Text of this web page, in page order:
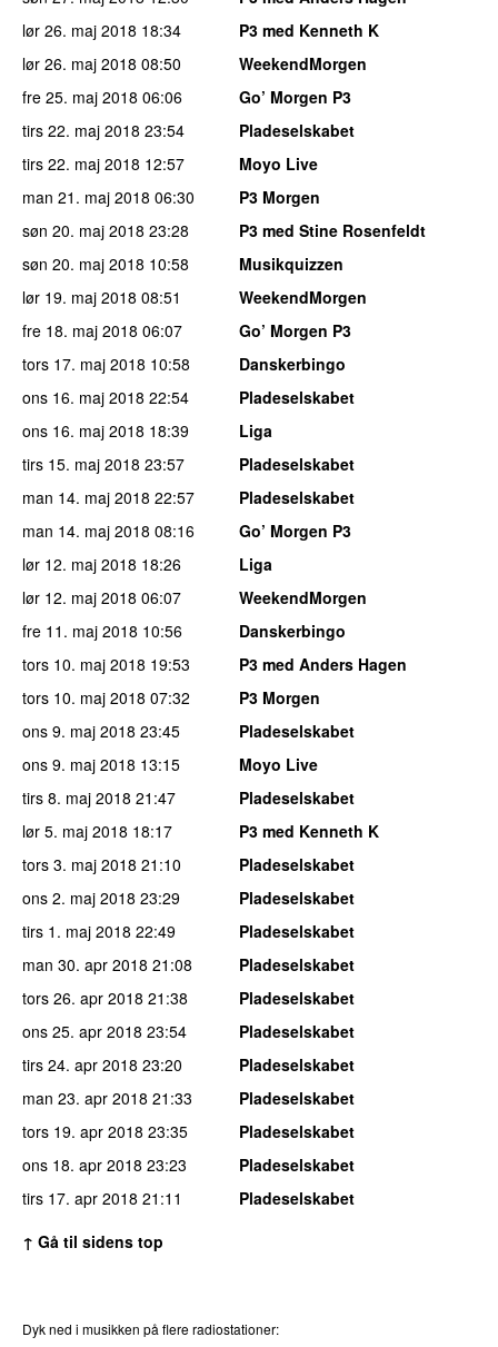
lør 26. maj 2018 18:34
P3 med Kenneth K
lør 26. maj 2018 08:50
WeekendMorgen
fre 25. maj 2018 06:06
Go’ Morgen P3
tirs 22. maj 2018 23:54
Pladeselskabet
tirs 22. maj 2018 12:57
Moyo Live
man 21. maj 2018 06:30
P3 Morgen
søn 20. maj 2018 23:28
P3 med Stine Rosenfeldt
søn 20. maj 2018 10:58
Musikquizzen
lør 19. maj 2018 08:51
WeekendMorgen
fre 18. maj 2018 06:07
Go’ Morgen P3
tors 17. maj 2018 10:58
Danskerbingo
ons 16. maj 2018 22:54
Pladeselskabet
ons 16. maj 2018 18:39
Liga
tirs 15. maj 2018 23:57
Pladeselskabet
man 14. maj 2018 22:57
Pladeselskabet
man 14. maj 2018 08:16
Go’ Morgen P3
lør 12. maj 2018 18:26
Liga
lør 12. maj 2018 06:07
WeekendMorgen
fre 11. maj 2018 10:56
Danskerbingo
tors 10. maj 2018 19:53
P3 med Anders Hagen
tors 10. maj 2018 07:32
P3 Morgen
ons 9. maj 2018 23:45
Pladeselskabet
ons 9. maj 2018 13:15
Moyo Live
tirs 8. maj 2018 21:47
Pladeselskabet
lør 5. maj 2018 18:17
P3 med Kenneth K
tors 3. maj 2018 21:10
Pladeselskabet
ons 2. maj 2018 23:29
Pladeselskabet
tirs 1. maj 2018 22:49
Pladeselskabet
man 30. apr 2018 21:08
Pladeselskabet
tors 26. apr 2018 21:38
Pladeselskabet
ons 25. apr 2018 23:54
Pladeselskabet
tirs 24. apr 2018 23:20
Pladeselskabet
man 23. apr 2018 21:33
Pladeselskabet
tors 19. apr 2018 23:35
Pladeselskabet
ons 18. apr 2018 23:23
Pladeselskabet
tirs 17. apr 2018 21:11
Pladeselskabet
↑ Gå til sidens top
Dyk ned i musikken på flere radiostationer: